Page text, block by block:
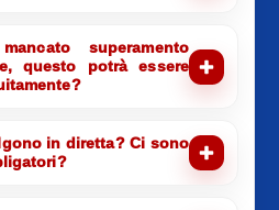
superamento
questo potrà essere
in diretta? Ci sono